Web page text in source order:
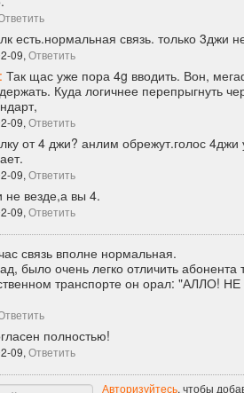
есть.нормальная связь. только 3джи
09, Ответить
Так щас уже пора 4g вводить. Вон,
Куда логичнее перепрыгнуть
09,Ответить
от 4 джи? анлим обрежут.голос 4джи
09,Ответить
связь вполне нормальная.
было очень легко отличить абонента
транспорте он орал: "АЛЛО!
09,Ответить